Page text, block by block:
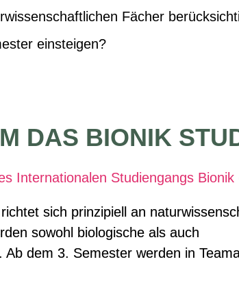
Fächer
einsteigen?
DAS BIONIK
Internationalen Studiengangs Bionik
richtet sich prinzipiell an
sowohl biologische als auch
dem 3. Semester werden in